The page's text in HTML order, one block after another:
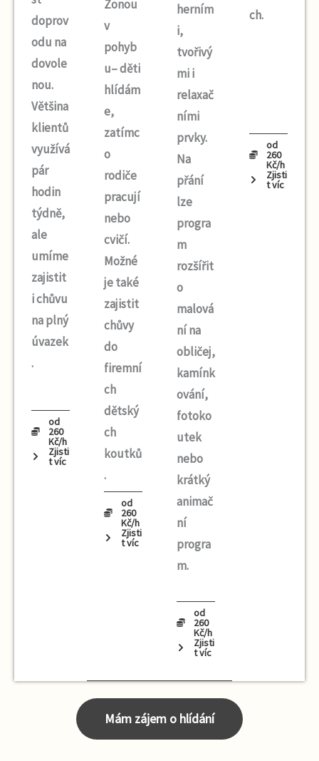
doprov
odu na
dovole
nou.
Většina
klientů
využívá
pár
hodin
týdně,
ale
umíme
zajistit
i chůvu
na plný
úvazek
.
od
260
Kč/h
Zjisti
t víc
Zonou
v
pohyb
u– děti
hlídám
e,
zatímc
o
rodiče
pracují
nebo
cvičí.
Možné
je také
zajistit
chůvy
do
firemní
ch
dětský
ch
koutků
.
od
260
Kč/h
Zjisti
t víc
herním
i,
tvořivý
mi i
relaxač
ními
prvky.
Na
přání
lze
progra
m
rozšířit
o
malová
ní na
obličej,
kamínk
ování,
fotoko
utek
nebo
krátký
animač
ní
progra
m.
od
260
Kč/h
Zjisti
t víc
ch.
od
260
Kč/h
Zjisti
t víc
Mám zájem o hlídání